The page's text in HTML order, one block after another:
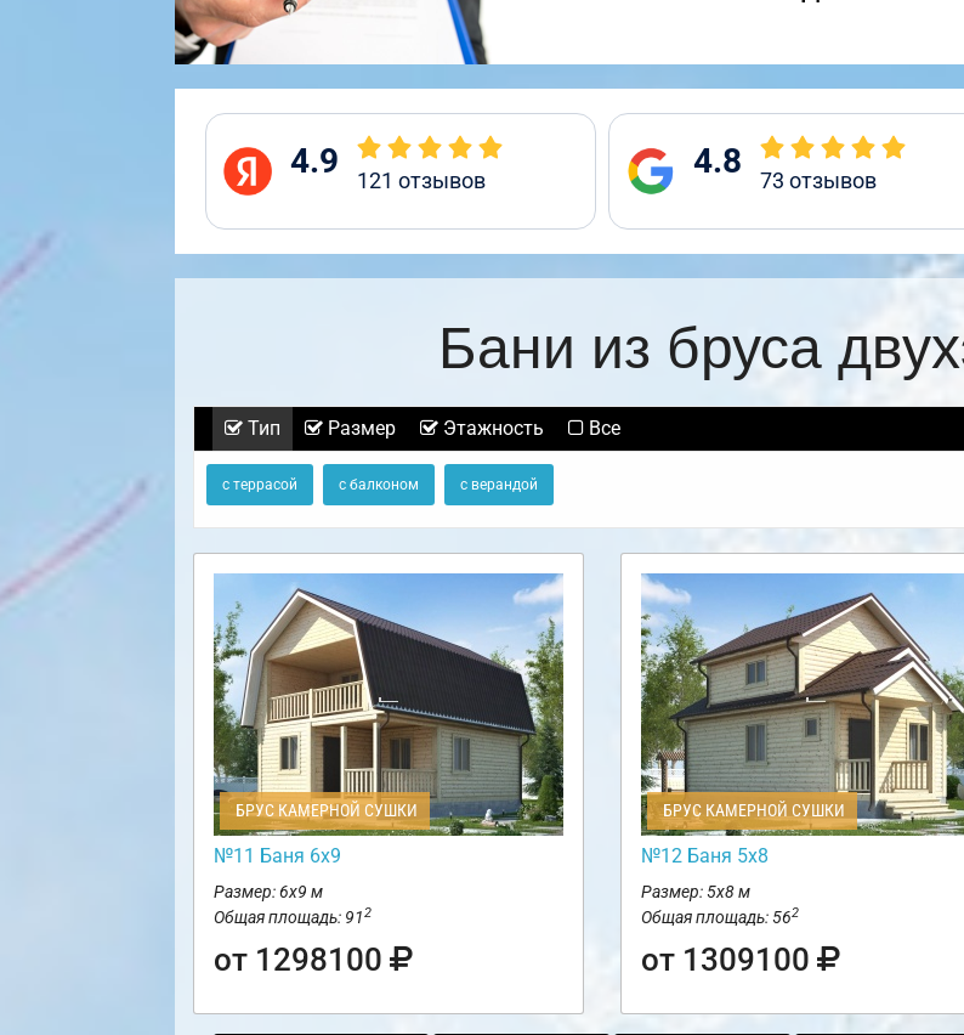
4.9 121 отзывов 4.8 73 отзывов
Бани из бруса
Тип Размер Этажность Все
с террасой с балконом с верандой
БРУС КАМЕРНОЙ СУШКИ
№11 Баня 6х9
Размер: 6х9 м
Общая площадь: 912
от 1298100
БРУС КАМЕРНОЙ СУШКИ
№12 Баня 5х8
Размер: 5х8 м
Общая площадь: 562
от 1309100